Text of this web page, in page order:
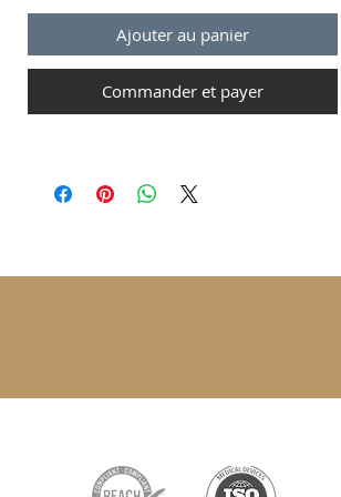
Ajouter au panier
Commander et payer